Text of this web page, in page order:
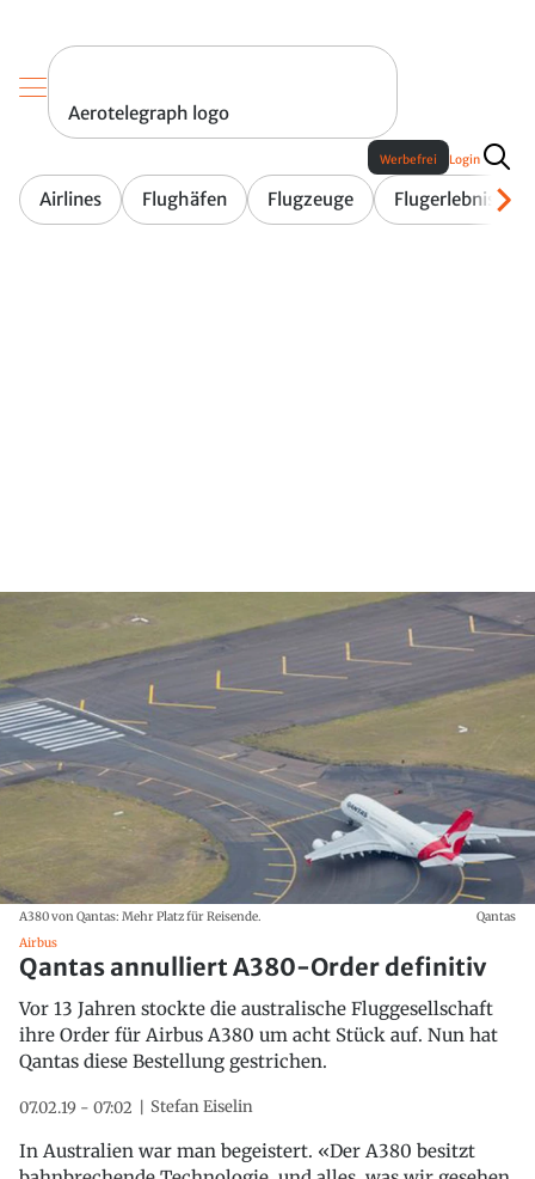
Aerotelegraph logo
Airlines Flughäfen Flugzeuge Flugerlebnis
Werbefrei Login
A380 von Qantas: Mehr Platz für Reisende.
Qantas
Airbus
Qantas annulliert A380-Order definitiv
Vor 13 Jahren stockte die australische Fluggesellschaft
ihre Order für Airbus A380 um acht Stück auf. Nun hat
Qantas diese Bestellung gestrichen.
07.02.19 - 07:02 Stefan Eiselin
In Australien war man begeistert. «Der A380 besitzt